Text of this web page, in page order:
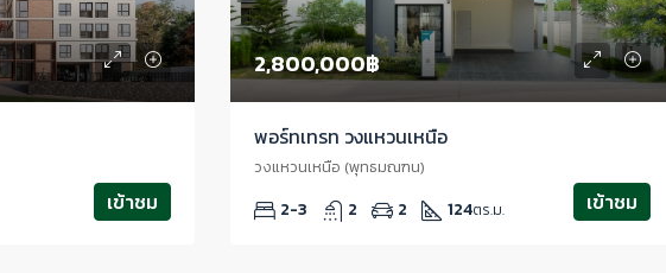
เข้าชม
2,800,000฿
พอร์ทเทรท วงแหวนเหนือ
วงแหวนเหนือ (พุทธมณฑน)
2-3 2 2 124ตร.ม. เข้าชม